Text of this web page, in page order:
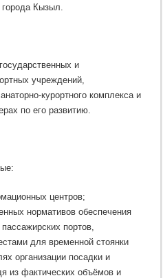
города Кызыл.
и
учреждений,
курортного комплекса и
по его развитию.
центров;
нормативов обеспечения
портов,
для временной стоянки
организации посадки и
из фактических объёмов и